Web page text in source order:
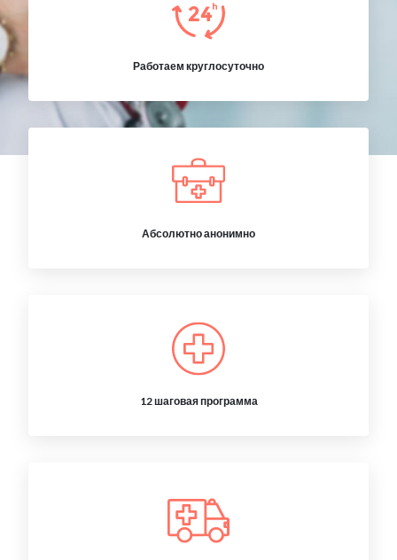
Работаем круглосуточно
Абсолютно анонимно
12 шаговая программа